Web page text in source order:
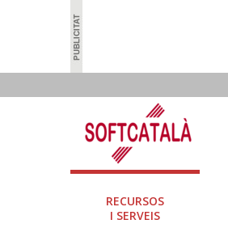
RECURSOS
I SERVEIS